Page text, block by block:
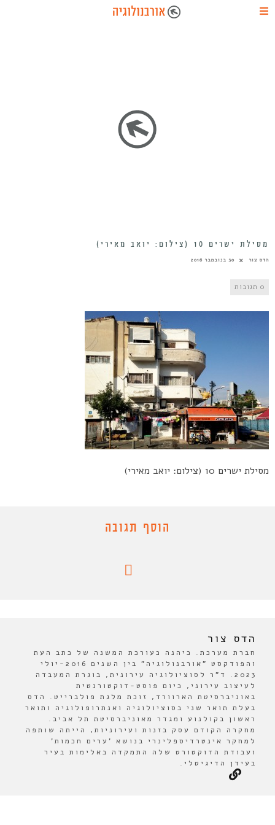
מסילת ישרים 10 (צילום: יואב מאירי)
הדס צור 30 בנובמבר 2016
0 תגובות
מסילת ישרים 10 (צילום: יואב מאירי)
הוסף תגובה
הדס צור
חברת מערכת. כיהנה כעורכת המשנה של כתב העת
והפודקסט "אורבנולוגיה" בין השנים 2016-יולי
2023. ד"ר לסוציולוגיה עירונית, בוגרת המעבדה
לעיצוב עירוני, כיום פוסט-דוקטורנטית
באוניברסיטת הארוורד, זוכת מלגת פולברייט. הדס
בעלת תואר שני בסוציולוגיה ואנתרופולוגיה ותואר
ראשון בקולנוע ומגדר מאוניברסיטת תל אביב.
מחקרה הקודם עסק בזנות ועירוניות, הייתה שותפה
למחקר אינטרדיספלינרי בנושא 'ערים חכמות'
ועבודת הדוקטורט שלה התמקדה באלימות בעיר
בעידן הדיגיטלי.